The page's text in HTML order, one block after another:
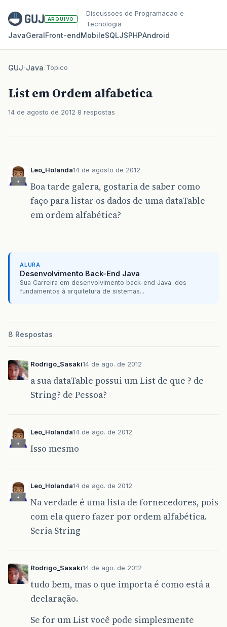
ARQUIVO
Discussoes de Programacao e
Tecnologia
JavaGeralFront‑endMobileSQLJSPHPAndroid
GUJ/Java/Topico
List em Ordem alfabetica
14 de agosto de 2012 8 respostas
Leo_Holanda14 de agosto de 2012
Boa tarde galera, gostaria de saber como
faço para listar os dados de uma dataTable
em ordem alfabética?
ALURA
Desenvolvimento Back-End Java
Sua Carreira em desenvolvimento back-end Java: dos
fundamentos à arquitetura de sistemas...
8 Respostas
Rodrigo_Sasaki14 de ago. de 2012
a sua dataTable possui um List de que ? de
String? de Pessoa?
Leo_Holanda14 de ago. de 2012
Isso mesmo
Leo_Holanda14 de ago. de 2012
Na verdade é uma lista de fornecedores, pois
com ela quero fazer por ordem alfabética.
Seria String
Rodrigo_Sasaki14 de ago. de 2012
tudo bem, mas o que importa é como está a
declaração.
Se for um List você pode simplesmente